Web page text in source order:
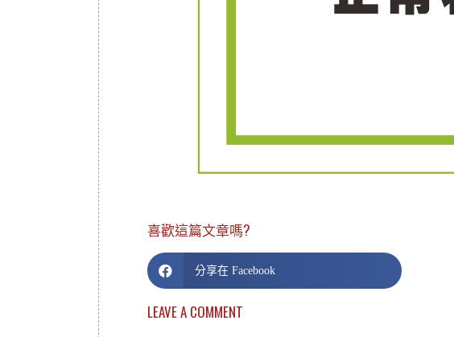
喜歡這篇文章嗎?
分享在 Facebook
LEAVE A COMMENT